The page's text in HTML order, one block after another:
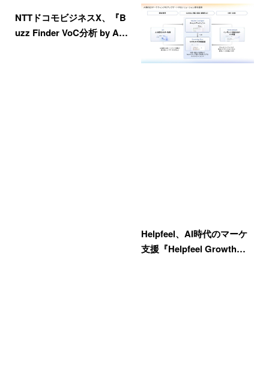
NTTドコモビジネスX、『B
uzz Finder VoC分析 by A…
Helpfeel、AI時代のマーケ
支援『Helpfeel Growth…